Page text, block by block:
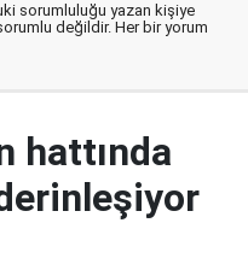
sorumluluğu yazan kişiye
değildir. Her bir yorum
hattında